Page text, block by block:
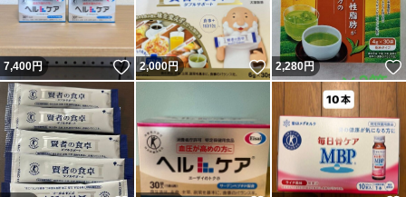
7,400円 いいね！
2,000円 いいね！
2,280円